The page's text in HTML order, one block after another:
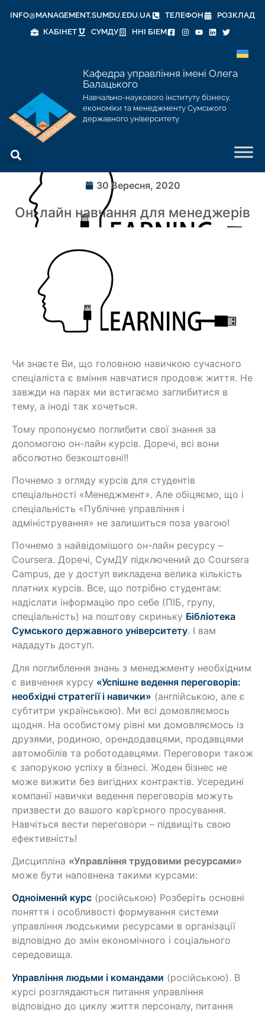
INFO@MANAGEMENT.SUMDU.EDU.UA ТЕЛЕФОН
РОЗКЛАД
КАБІНЕТ
СУМДУ ННІ БІЕМ
Кафедра управління імені Олега
Балацького
Навчально-наукового інституту бізнесу,
економіки та менеджменту Сумського
державного університету
30 Вересня, 2020
Он-лайн навчання для менеджерів
Чи знаєте Ви, що головною навичкою сучасного
спеціаліста є вміння навчатися продовж життя. Не
завжди на парах ми встигаємо заглибитися в
тему, а іноді так хочеться.
Тому пропонуємо поглибити свої знання за
допомогою он-лайн курсів. Доречі, всі вони
абсолютно безкоштовні!!
Почнемо з огляду курсів для студентів
спеціальності «Менеджмент». Але обіцяємо, що і
спеціальність «Публічне управління і
адміністрування» не залишиться поза увагою!
Почнемо з найвідомішого он-лайн ресурсу –
Coursera. Доречі, СумДУ підключений до Coursera
Campus, де у доступ викладена велика кількість
платних курсів. Все, що потрібно студентам:
надіслати інформацію про себе (ПІБ, групу,
спеціальність) на поштову скриньку Бібліотека
Сумського державного університету. І вам
нададуть доступ.
Для поглиблення знань з менеджменту необхідним
є вивчення курсу «Успішне ведення переговорів:
необхідні стратегії і навички» (англійською, але є
субтитри українською). Ми всі домовляємось
щодня. На особистому рівні ми домовляємось із
друзями, родиною, орендодавцями, продавцями
автомобілів та роботодавцями. Переговори також
є запорукою успіху в бізнесі. Жоден бізнес не
може вижити без вигідних контрактів. Усередині
компанії навички ведення переговорів можуть
призвести до вашого кар’єрного просування.
Навчіться вести переговори – підвищіть свою
ефективність!
Дисципліна «Управління трудовими ресурсами»
може бути наповнена такими курсами:
Одноіменнй курс (російською) Розберіть основні
поняття і особливості формування системи
управління людськими ресурсами в організації
відповідно до змін економічного і соціального
середовища.
Управління людьми і командами (російською). В
курсі розглядаються питання управління
відповідно до циклу життя персоналу, питання